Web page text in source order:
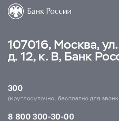
107016, Москва,
д. 12, к. В, Банк
300
(круглосуточно, бесплатно для
8 800 300-30-00